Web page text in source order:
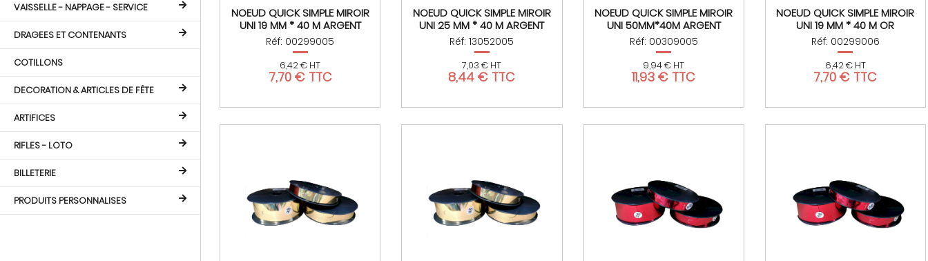
VAISSELLE - NAPPAGE - SERVICE
DRAGEES ET CONTENANTS
COTILLONS
DECORATION & ARTICLES DE FÊTE
ARTIFICES
RIFLES - LOTO
BILLETERIE
PRODUITS PERSONNALISES
NOEUD QUICK SIMPLE MIROIR
UNI 19 MM * 40 M ARGENT
Réf: 00299005
6,42 € HT
7,70 € TTC
NOEUD QUICK SIMPLE MIROIR
UNI 25 MM * 40 M ARGENT
Réf: 13052005
7,03 € HT
8,44 € TTC
NOEUD QUICK SIMPLE MIROIR
UNI 50MM*40M ARGENT
Réf: 00309005
9,94 € HT
11,93 € TTC
NOEUD QUICK SIMPLE MIROIR
UNI 19 MM * 40 M OR
Réf: 00299006
6,42 € HT
7,70 € TTC